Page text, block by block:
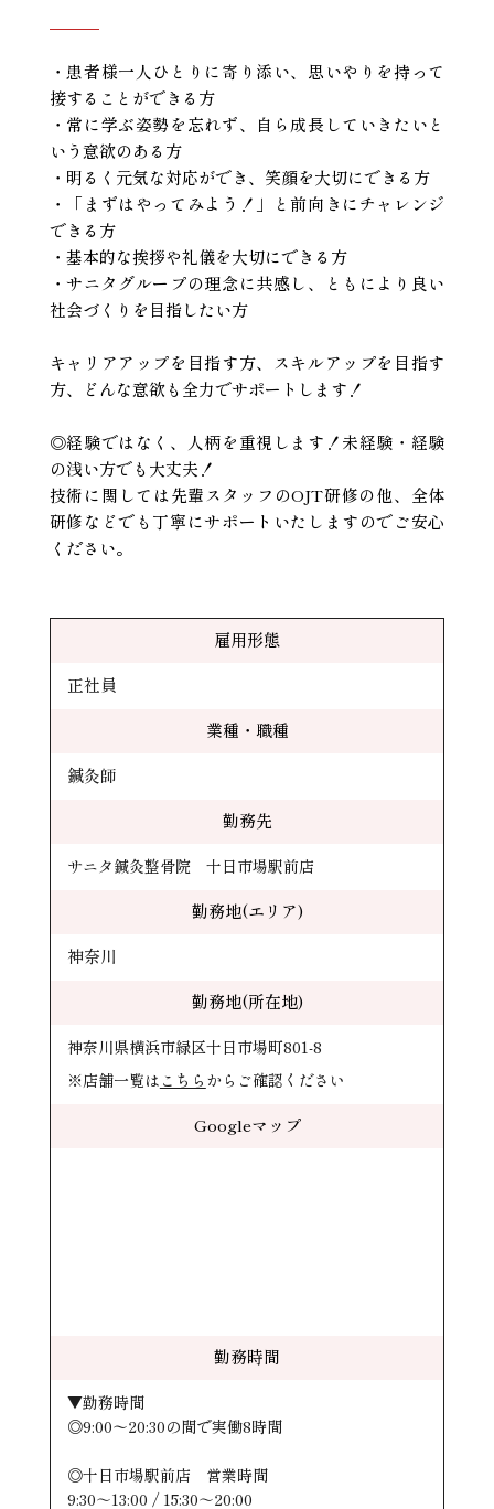
・患者様一人ひとりに寄り添い、思いやりを持って
接することができる方
・常に学ぶ姿勢を忘れず、自ら成長していきたいと
いう意欲のある方
・明るく元気な対応ができ、笑顔を大切にできる方
・「まずはやってみよう！」と前向きにチャレンジ
できる方
・基本的な挨拶や礼儀を大切にできる方
・サニタグループの理念に共感し、ともにより良い
社会づくりを目指したい方
キャリアアップを目指す方、スキルアップを目指す
方、どんな意欲も全力でサポートします！
◎経験ではなく、人柄を重視します！未経験・経験
の浅い方でも大丈夫！
技術に関しては先輩スタッフのOJT研修の他、全体
研修などでも丁寧にサポートいたしますのでご安心
ください。
雇用形態
正社員
業種・職種
鍼灸師
勤務先
サニタ鍼灸整骨院 十日市場駅前店
勤務地(エリア)
神奈川
勤務地(所在地)
神奈川県横浜市緑区十日市場町801-8
※店舗一覧は こちら からご確認ください
Googleマップ
勤務時間
▼勤務時間
◎9:00〜20:30の間で実働8時間
◎十日市場駅前店 営業時間
9:30～13:00 / 15:30～20:00